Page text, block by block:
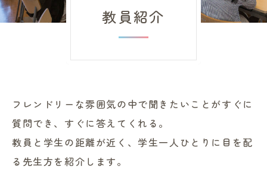
キャンパスライフ教員紹介
フレンドリーな雰囲気の中で聞きたいことがすぐに
質問でき、すぐに答えてくれる。
教員と学生の距離が近く、学生一人ひとりに目を配
る先生方を紹介します。